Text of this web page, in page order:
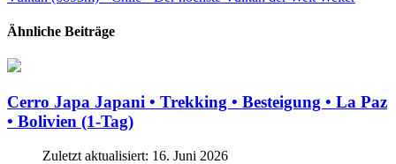
Ähnliche Beiträge
Cerro Japa Japani • Trekking • Besteigung • La Paz
• Bolivien (1-Tag)
Zuletzt aktualisiert: 16. Juni 2026